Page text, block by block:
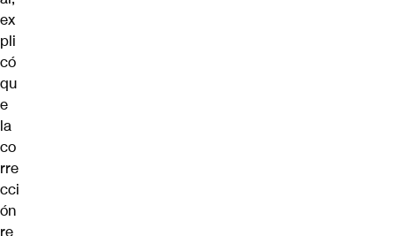
ex
pli
có
qu
e
la
co
rre
cci
ón